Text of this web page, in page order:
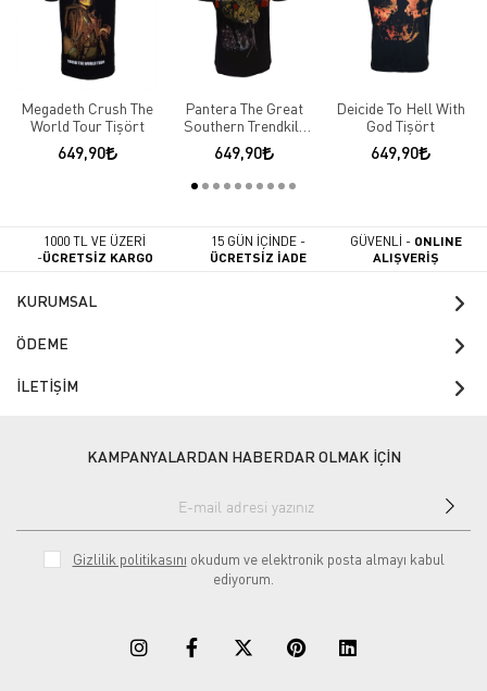
Megadeth Crush The
World Tour Tişört
649,90
Pantera The Great
Southern Trendkill
Tişört
649,90
Deicide To Hell With
God Tişört
649,90
1000 TL VE ÜZERİ
-ÜCRETSİZ KARGO
15 GÜN İÇİNDE -
ÜCRETSİZ İADE
GÜVENLİ - ONLINE
ALIŞVERİŞ
KURUMSAL
ÖDEME
İLETİŞİM
KAMPANYALARDAN HABERDAR OLMAK İÇİN
Gizlilik politikasını okudum ve elektronik posta almayı kabul
ediyorum.